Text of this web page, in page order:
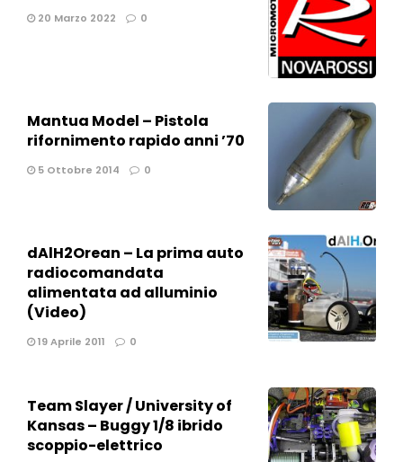
20 Marzo 2022 0
Mantua Model – Pistola
rifornimento rapido anni ’70
5 Ottobre 2014 0
dAlH2Orean – La prima auto
radiocomandata
alimentata ad alluminio
(Video)
19 Aprile 2011 0
Team Slayer / University of
Kansas – Buggy 1/8 ibrido
scoppio-elettrico